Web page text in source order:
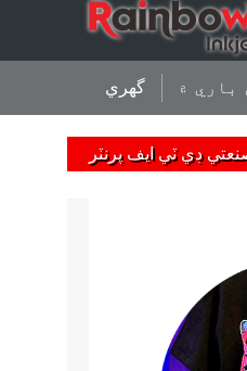
گهري باري ۾
ڊي ٽي ايف پرنٽر